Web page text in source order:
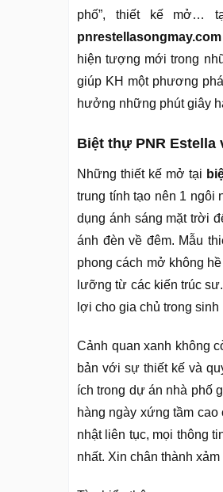
phố”, thiết kế mở…
pnrestellasongmay.com
hiện tượng mới trong
giúp KH một phương
hưởng những phút giây
Biệt thự PNR Estella
Những thiết kế mở tại
trung tính tạo nên 1 ngôi
dụng ánh sáng mặt trời
ánh đèn về đêm. Mẫu
phong cách mở không
lưỡng từ các kiến trúc
lợi cho gia chủ trong
Cảnh quan xanh không
bản với sự thiết kế và
ích trong dự án nhà phố
hàng ngày xứng tầm
nhật liên tục, mọi thông
nhất. Xin chân thành xảm